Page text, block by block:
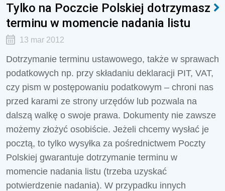
Tylko na Poczcie Polskiej dotrzymasz
terminu w momencie nadania listu
13 mar 2012
Dotrzymanie terminu ustawowego, także w sprawach
podatkowych np. przy składaniu deklaracji PIT, VAT,
czy pism w postępowaniu podatkowym – chroni nas
przed karami ze strony urzędów lub pozwala na
dalszą walkę o swoje prawa. Dokumenty nie zawsze
możemy złożyć osobiście. Jeżeli chcemy wysłać je
pocztą, to tylko wysyłka za pośrednictwem Poczty
Polskiej gwarantuje dotrzymanie terminu w
momencie nadania listu (trzeba uzyskać
potwierdzenie nadania). W przypadku innych